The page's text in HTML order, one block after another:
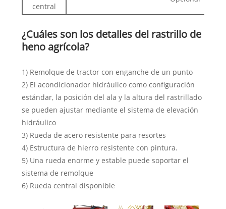
central
¿Cuáles son los detalles del rastrillo de
heno agrícola?
1) Remolque de tractor con enganche de un punto
2) El acondicionador hidráulico como configuración
estándar, la posición del ala y la altura del rastrillado
se pueden ajustar mediante el sistema de elevación
hidráulico
3) Rueda de acero resistente para resortes
4) Estructura de hierro resistente con pintura.
5) Una rueda enorme y estable puede soportar el
sistema de remolque
6) Rueda central disponible